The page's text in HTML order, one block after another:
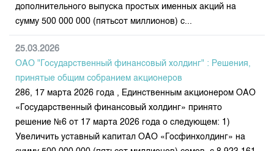
дополнительного выпуска простых именных акций на
сумму 500 000 000 (пятьсот миллионов) с...
25.03.2026
ОАО "Государственный финансовый холдинг" : Решения,
принятые общим собранием акционеров
286, 17 марта 2026 года , Единственным акционером ОАО
«Государственный финансовый холдинг» принято
решение №6 от 17 марта 2026 года о следующем: 1)
Увеличить уставный капитал ОАО «Госфинхолдинг» на